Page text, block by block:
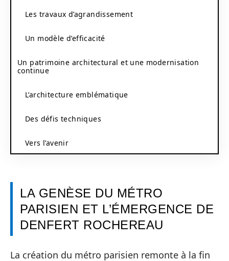
Les travaux d’agrandissement
Un modèle d’efficacité
Un patrimoine architectural et une modernisation
continue
L’architecture emblématique
Des défis techniques
Vers l’avenir
LA GENÈSE DU MÉTRO
PARISIEN ET L’ÉMERGENCE DE
DENFERT ROCHEREAU
La création du métro parisien remonte à la fin